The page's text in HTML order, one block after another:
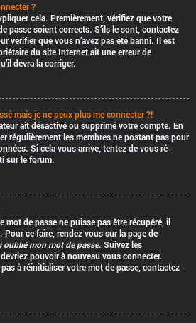
?
cela. Premièrement, vérifiez que votre
passe soient corrects. S’ils le sont, contactez
vérifier que vous n’avez pas été banni. Il est
du site Internet ait une erreur de
devra la corriger.
mais je ne peux plus me connecter ?!
ait désactivé ou supprimé votre compte. En
régulièrement les membres ne postant pas pour
Si cela vous arrive, tentez de vous ré-
sur le forum.
mot de passe ne puisse pas être récupéré, il
ce faire, rendez vous sur la page de
oublié mon mot de passe. Suivez les
pouvoir à nouveau vous connecter.
à réinitialiser votre mot de passe, contactez